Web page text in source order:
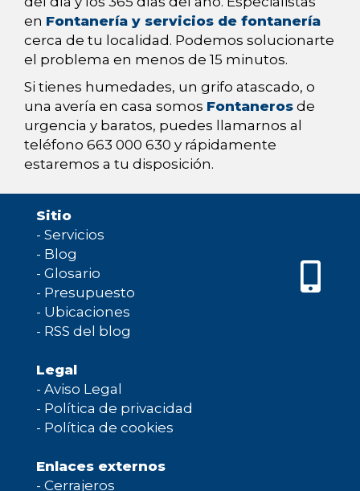
en Fontanería y servicios de fontanería
cerca de tu localidad. Podemos solucionarte
el problema en menos de 15 minutos.
Si tienes humedades, un grifo atascado, o
una avería en casa somos Fontaneros de
urgencia y baratos, puedes llamarnos al
teléfono 663 000 630 y rápidamente
estaremos a tu disposición.
Sitio
- Servicios
- Blog
- Glosario
- Presupuesto
- Ubicaciones
- RSS del blog
Legal
- Aviso Legal
- Política de privacidad
- Política de cookies
Enlaces externos
- Cerrajeros